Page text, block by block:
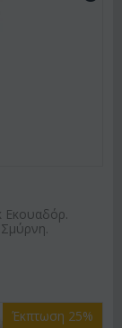
Εκουαδόρ.
Έκπτωση 25%